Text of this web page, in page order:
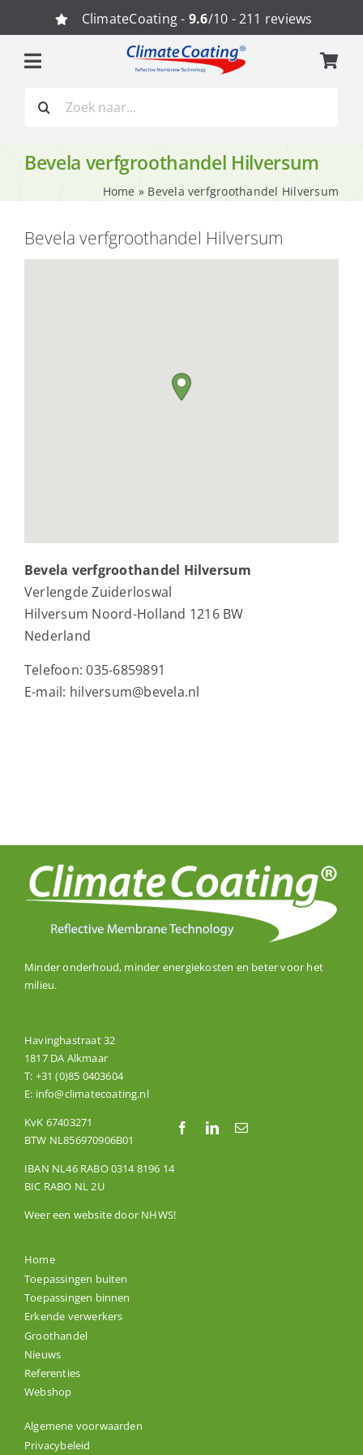
naar
inhoud
ClimateCoating - 9.6/10 - 211 reviews
naar:
Bevela verfgroothandel Hilversum
Home » Bevela verfgroothandel Hilversum
Bevela verfgroothandel Hilversum
Bevela verfgroothandel Hilversum
Verlengde Zuiderloswal
Hilversum Noord-Holland 1216 BW
Nederland
Telefoon:035-6859891
E-mail: hilversum@bevela.nl
Minder onderhoud, minder energiekosten en beter voor het
milieu.
Home
Toepassingen buiten
Toepassingen binnen
Erkende verwerkers
Groothandel
Nieuws
Referenties
Webshop
Algemene voorwaarden
Privacybeleid
Havinghastraat 32
1817 DA Alkmaar
T: +31 (0)85 0403604
E: info@climatecoating.nl
KvK 67403271
BTW NL856970906B01
IBAN NL46 RABO 0314 8196 14
BIC RABO NL 2U
Weer een website door NHWS!